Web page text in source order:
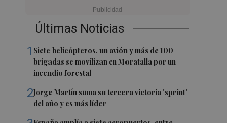
Últimas Noticias
1 Siete helicópteros, un avión y más de 100
brigadas se movilizan en Moratalla por un
incendio forestal
2Jorge Martín suma su tercera victoria 'sprint'
del año y es más líder